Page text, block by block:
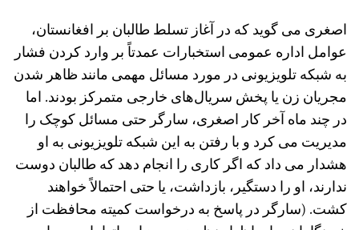
اصغری می ‌گوید که در آغاز تسلط طالبان بر افغانستان،
عوامل اداره عمومی استخبارات عمدتاً بر وارد کردن فشار
به شبکه تلویزیونی در مورد مسائل مهمی مانند ظاهر شدن
مجریان زن یا پخش سریال‌های خارجی متمرکز بودند. اما
در چند ماه آخر کار اصغری، سارگر حتی مسائل کوچک را
مدیریت می کرد و با رفتن به این شبکه تلویزیونی به او
هشدار می داد که اگر کاری را انجام دهد که طالبان دوست
ندارند، او را دستگیر، بازداشت، یا حتی احتمالاً خواهند
کشت. (سارگر در پاسخ به درخواست کمیته محافظت از